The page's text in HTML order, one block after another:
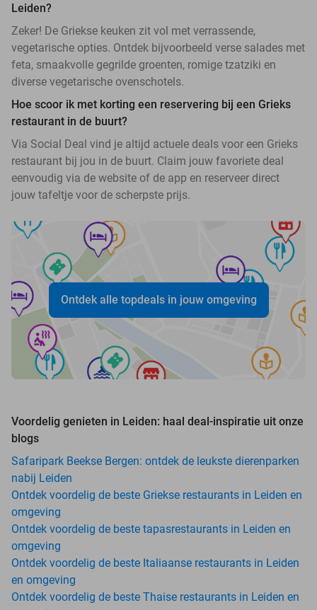
Leiden?
Zeker! De Griekse keuken zit vol met verrassende,
vegetarische opties. Ontdek bijvoorbeeld verse salades met
feta, smaakvolle gegrilde groenten, romige tzatziki en
diverse vegetarische ovenschotels.
Hoe scoor ik met korting een reservering bij een Grieks
restaurant in de buurt?
Via Social Deal vind je altijd actuele deals voor een Grieks
restaurant bij jou in de buurt. Claim jouw favoriete deal
eenvoudig via de website of de app en reserveer direct
jouw tafeltje voor de scherpste prijs.
Ontdek alle topdeals in jouw omgeving
Voordelig genieten in Leiden: haal deal-inspiratie uit onze
blogs
Safaripark Beekse Bergen: ontdek de leukste dierenparken
nabij Leiden
Ontdek voordelig de beste Griekse restaurants in Leiden en
omgeving
Ontdek voordelig de beste tapasrestaurants in Leiden en
omgeving
Ontdek voordelig de beste Italiaanse restaurants in Leiden
en omgeving
Ontdek voordelig de beste Thaise restaurants in Leiden en